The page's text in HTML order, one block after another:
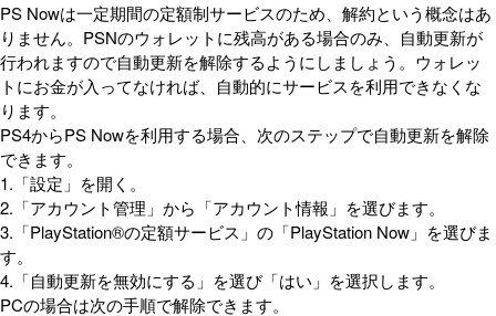
PS Nowは一定期間の定額制サービスのため、解約という概念はあ
りません。PSNのウォレットに残高がある場合のみ、自動更新が
行われますので自動更新を解除するようにしましょう。ウォレッ
トにお金が入ってなければ、自動的にサービスを利用できなくな
ります。
PS4からPS Nowを利用する場合、次のステップで自動更新を解除
できます。
1.「設定」を開く。
2.「アカウント管理」から「アカウント情報」を選びます。
3.「PlayStation®の定額サービス」の「PlayStation Now」を選びま
す。
4.「自動更新を無効にする」を選び「はい」を選択します。
PCの場合は次の手順で解除できます。